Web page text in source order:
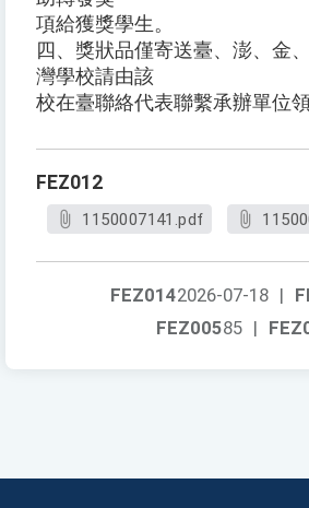
項給獲獎學生。
四、獎狀品僅寄送臺、澎、金
灣學校請由該
校在臺聯絡代表聯繫承辦單位領
FEZ012
1150007141.pdf
FEZ0142026-07-18 |
FEZ00585 |